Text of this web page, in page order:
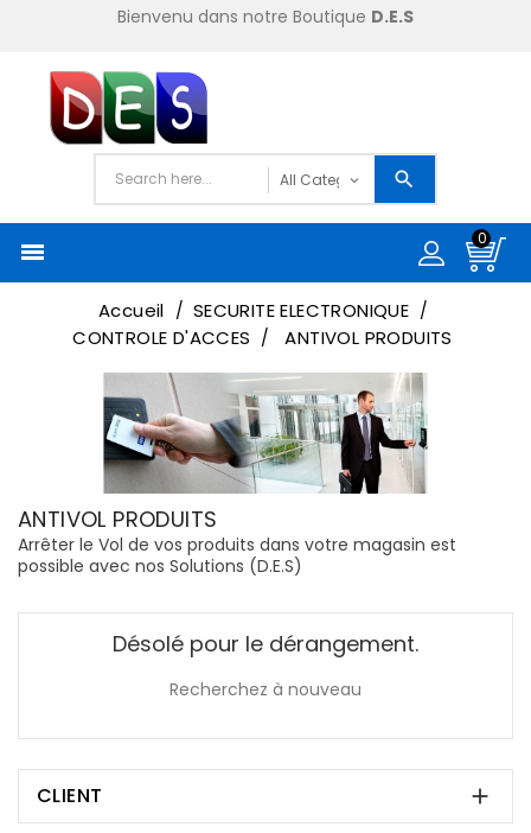
Bienvenu dans notre Boutique D.E.S

0
Accueil
SECURITE ELECTRONIQUE
CONTROLE D'ACCES
ANTIVOL PRODUITS
ANTIVOL PRODUITS
Arrêter le Vol de vos produits dans votre magasin est
possible avec nos Solutions (D.E.S)
Désolé pour le dérangement.
Recherchez à nouveau
CLIENT 